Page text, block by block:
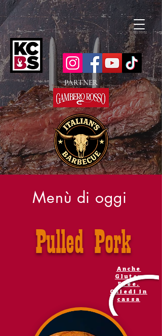
PARTNER
Menù di oggi
Anche
Gluten
Free.
Chiedi in
cassa
Pulled Pork